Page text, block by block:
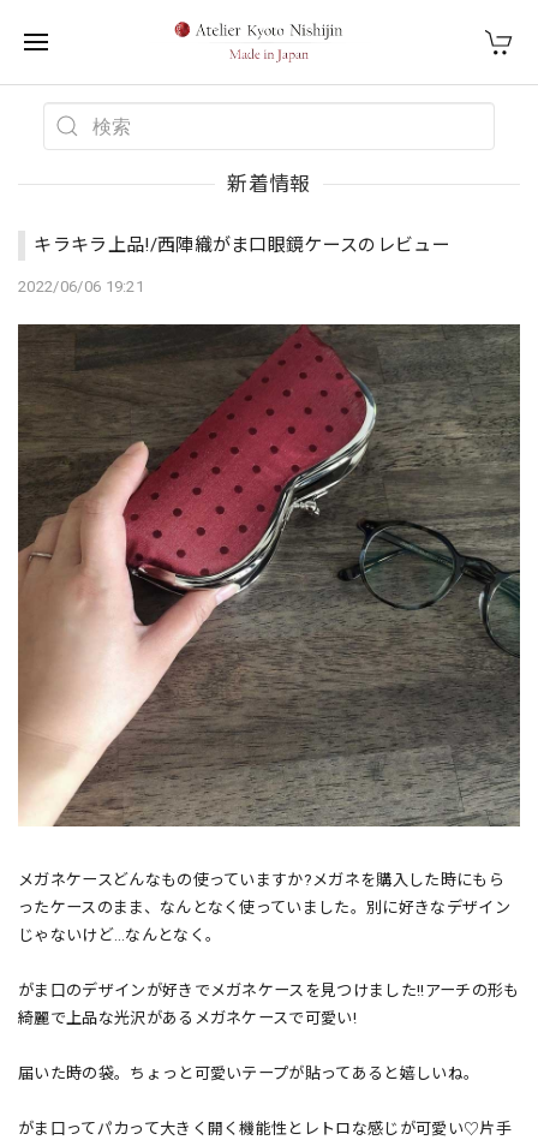
新着情報
キラキラ上品!/西陣織がま口眼鏡ケースのレビュー
2022/06/06 19:21
メガネケースどんなもの使っていますか?メガネを購入した時にもら
ったケースのまま、なんとなく使っていました。別に好きなデザイン
じゃないけど…なんとなく。
がま口のデザインが好きでメガネケースを見つけました!!アーチの形も
綺麗で上品な光沢があるメガネケースで可愛い!
届いた時の袋。ちょっと可愛いテープが貼ってあると嬉しいね。
がま口ってパカって大きく開く機能性とレトロな感じが可愛い♡片手